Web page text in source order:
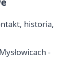
historia,
-